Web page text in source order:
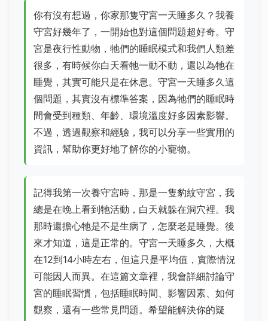
你有沒有想過，你家那隻守宮一天睡多久？我養
守宮好幾年了，一開始也對這個問題超好奇。守
宮是夜行性動物，牠們的睡眠模式和我們人類差
很多，有時候你白天看牠一動不動，還以為牠在
睡覺，其實可能只是在休息。守宮一天睡多久這
個問題，其實沒有標準答案，因為牠們的睡眠時
間會受到種類、年齡、環境溫度好多因素影響。
不過，透過觀察和經驗，我可以分享一些實用的
資訊，幫助你更好地了解你的小寵物。
記得我第一次養守宮時，那是一隻豹紋守宮，我
總是在晚上看到牠活動，白天就躲在洞穴裡。我
那時還擔心牠是不是生病了，怎麼老是睡覺。後
來才知道，這是正常的。守宮一天睡多久，大概
在12到14小時左右，但這只是平均值，實際情況
可能因人而異。在這篇文章裡，我會詳細討論守
宮的睡眠習慣，包括睡眠時間、影響因素、如何
觀察，還有一些常見問題。希望能解決你的疑